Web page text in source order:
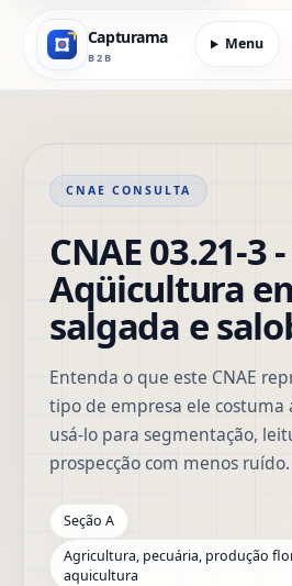
Capturama
B2B
Menu
CNAE CONSULTA
CNAE 03.21-3 -
Aqüicultura
salgada e
Entenda o que este CNAE
tipo de empresa ele costuma
usá-lo para segmentação,
prospecção com menos ruído.
Seção A
Agricultura, pecuária, produção
aquicultura